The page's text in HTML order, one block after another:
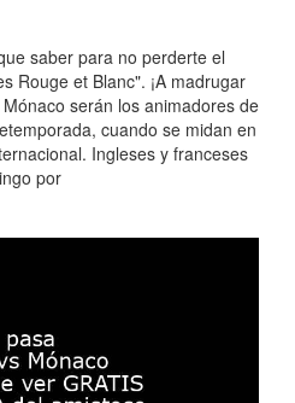
saber para no perderte el
Rouge et Blanc". ¡A madrugar
serán los animadores de
cuando se midan en
Ingleses y franceses
por